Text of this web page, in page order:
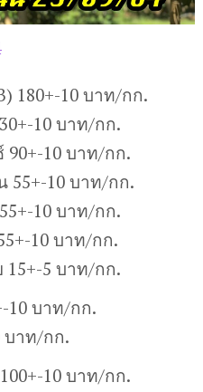
180+-10 บาท/กก.
10 บาท/กก.
90+-10 บาท/กก.
55+-10 บาท/กก.
10 บาท/กก.
10 บาท/กก.
15+-5 บาท/กก.
10 บาท/กก.
บาท/กก.
10 บาท/กก.